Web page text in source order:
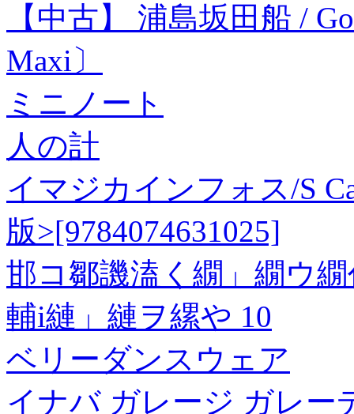
【中古】 浦島坂田船 /
Maxi〕
ミニノート
人の計
イマジカインフォス/S
版>[9784074631025]
邯コ鄒譏溘く繝」繝ウ
輔i縺」縺ヲ縲や 10
ベリーダンスウェア
イナバ ガレージ ガレー